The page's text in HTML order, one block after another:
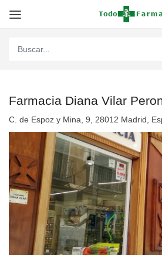
Farmacia Diana Vilar
C. de Espoz y Mina, 9, 28012 Madrid,